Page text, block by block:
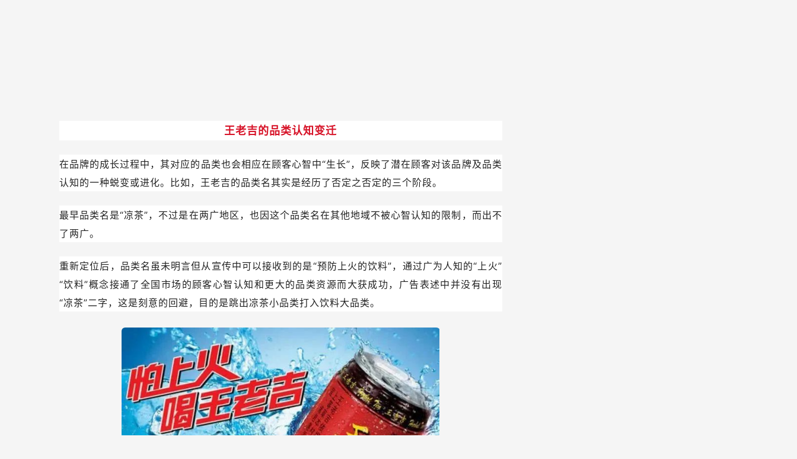
王老吉的品类认知变迁
在品牌的成长过程中，其对应的品类也会相应在顾客心智中“生长”，反映了潜在顾客对该品牌及品类
认知的一种蜕变或进化。比如，王老吉的品类名其实是经历了否定之否定的三个阶段。
最早品类名是“凉茶”，不过是在两广地区，也因这个品类名在其他地域不被心智认知的限制，而出不
了两广。
重新定位后，品类名虽未明言但从宣传中可以接收到的是“预防上火的饮料”，通过广为人知的“上火”
“饮料”概念接通了全国市场的顾客心智认知和更大的品类资源而大获成功，广告表述中并没有出现
“凉茶”二字，这是刻意的回避，目的是跳出凉茶小品类打入饮料大品类。